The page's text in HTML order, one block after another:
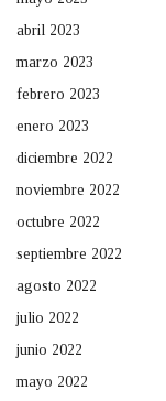
abril 2023
marzo 2023
febrero 2023
enero 2023
diciembre 2022
noviembre 2022
octubre 2022
septiembre 2022
agosto 2022
julio 2022
junio 2022
mayo 2022